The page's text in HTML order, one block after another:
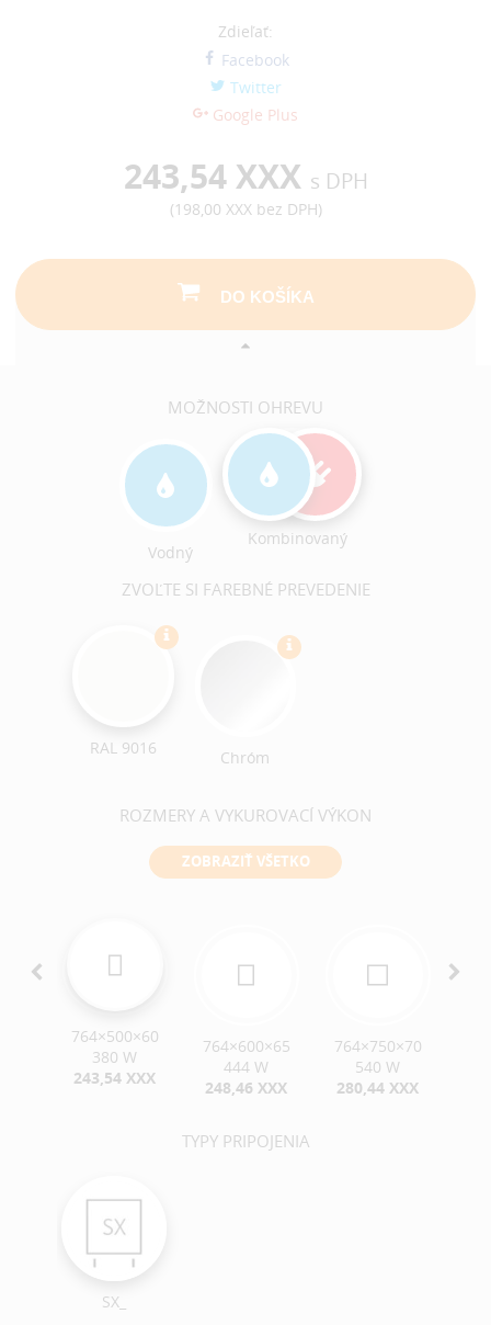
Zdieľať:
Facebook
Twitter
Google Plus
243,54 XXX s DPH
(198,00 XXXbez DPH)
DO KOŠÍKA
MOŽNOSTI OHREVU
Vodný
Kombinovaný
ZVOĽTE SI FAREBNÉ PREVEDENIE
RAL 9016 Chróm
ROZMERY A VYKUROVACÍ VÝKON
ZOBRAZIŤ VŠETKO
764×500×60
380 W
243,54 XXX
764×600×65
444 W
248,46 XXX
764×750×70
540 W
280,44 XXX
TYPY PRIPOJENIA
SX_